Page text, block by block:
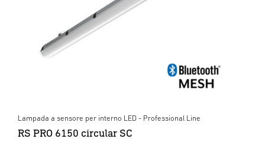
Lampada a sensore per interno LED - Professional Line
RS PRO 6150 circular SC